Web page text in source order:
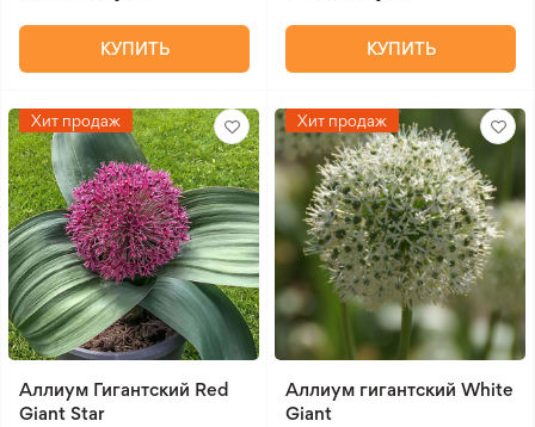
КУПИТЬ КУПИТЬ
Хит продаж
Аллиум Гигантский Red
Giant Star
Хит продаж
Аллиум гигантский White
Giant